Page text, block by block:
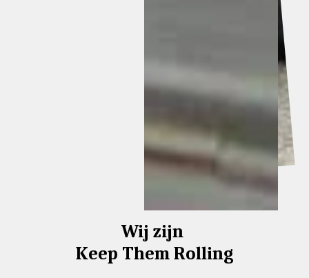
Wij zijn
Keep Them Rolling